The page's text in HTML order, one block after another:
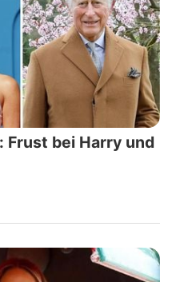
Frust bei Harry und